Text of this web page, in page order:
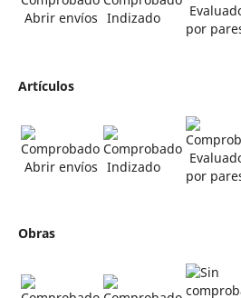
Abrir envíos Indizado
por
Artículos
Abrir envíos Indizado
por
Obras